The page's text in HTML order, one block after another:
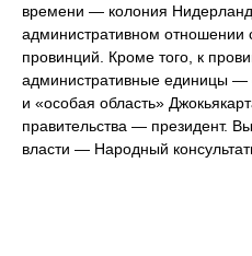
времени — колония
административном отношении
провинций. Кроме того, к
административные единицы
и «особая область»
правительства — президент.
власти — Народный